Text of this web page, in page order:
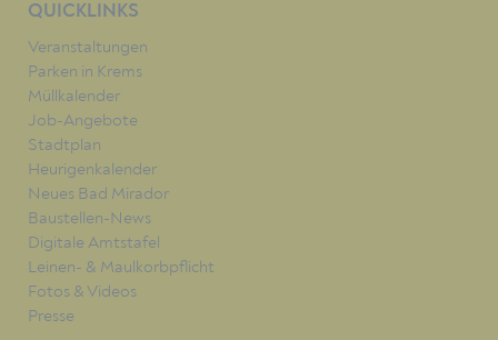
QUICKLINKS
Veranstaltungen
Parken in Krems
Müllkalender
Job-Angebote
Stadtplan
Heurigenkalender
Neues Bad Mirador
Baustellen-News
Digitale Amtstafel
Leinen- & Maulkorbpflicht
Fotos & Videos
Presse